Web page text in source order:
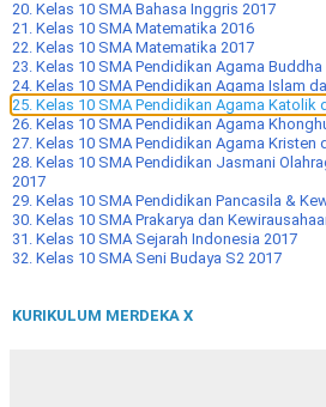
20. Kelas 10 SMA Bahasa Inggris 2017
21. Kelas 10 SMA Matematika 2016
22. Kelas 10 SMA Matematika 2017
23. Kelas 10 SMA Pendidikan Agama
24. Kelas 10 SMA Pendidikan Agama Islam
25. Kelas 10 SMA Pendidikan Agama Katolik
26. Kelas 10 SMA Pendidikan Agama
27. Kelas 10 SMA Pendidikan Agama Kristen
28. Kelas 10 SMA Pendidikan Jasmani
2017
29. Kelas 10 SMA Pendidikan Pancasila &
30. Kelas 10 SMA Prakarya dan
31. Kelas 10 SMA Sejarah Indonesia 2017
32. Kelas 10 SMA Seni Budaya S2 2017
KURIKULUM MERDEKA X